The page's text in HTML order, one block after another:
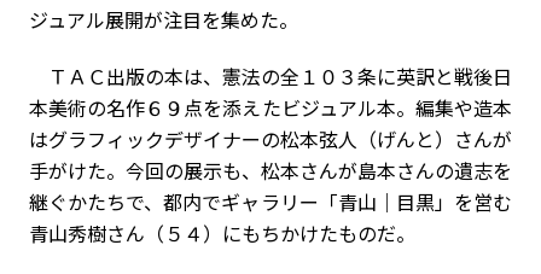
ジュアル展開が注目を集めた。
ＴＡＣ出版の本は、憲法の全１０３条に英訳と戦後日
本美術の名作６９点を添えたビジュアル本。編集や造本
はグラフィックデザイナーの松本弦人（げんと）さんが
手がけた。今回の展示も、松本さんが島本さんの遺志を
継ぐかたちで、都内でギャラリー「青山｜目黒」を営む
青山秀樹さん（５４）にもちかけたものだ。